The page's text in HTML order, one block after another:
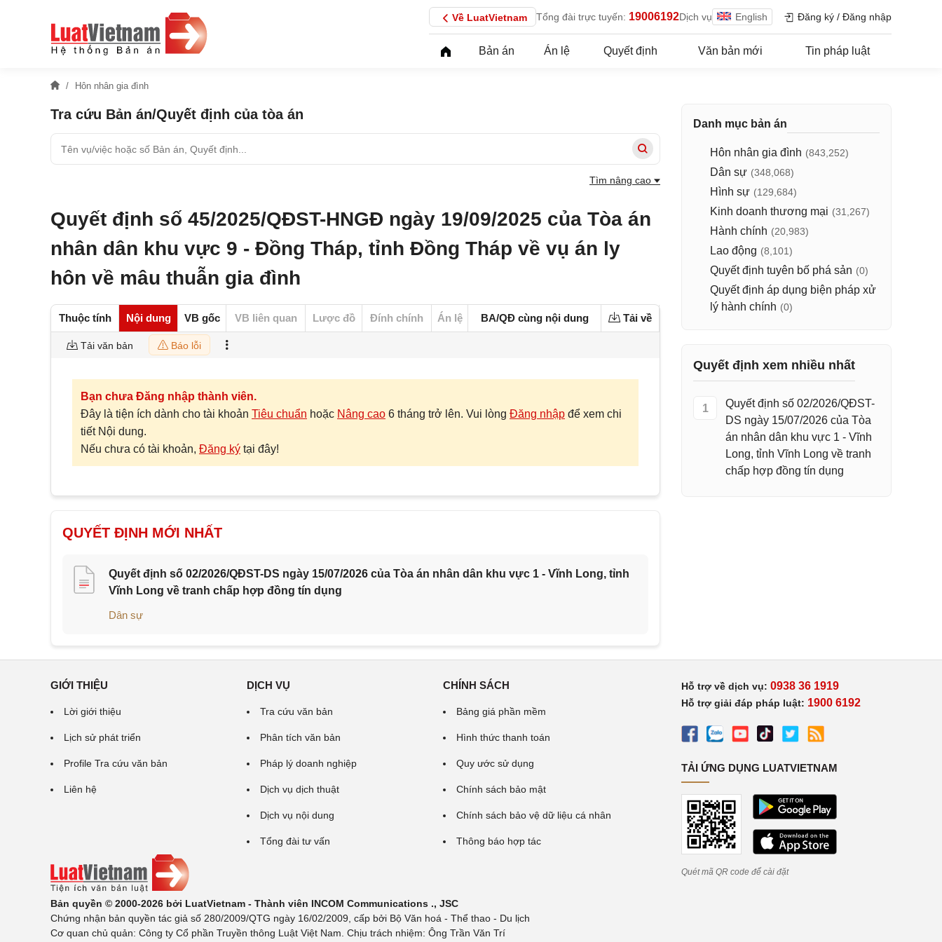
Về LuatVietnam Tổng đài trực tuyến: 19006192Dịch vụ English Đăng ký / Đăng nhập
Bản án Án lệ Quyết định Văn bản mới Tin pháp luật
Hôn nhân gia đình
Tra cứu Bản án/Quyết định của tòa án
Tìm nâng cao
Quyết định số 45/2025/QĐST-HNGĐ ngày 19/09/2025 của Tòa án
nhân dân khu vực 9 - Đồng Tháp, tỉnh Đồng Tháp về vụ án ly
hôn về mâu thuẫn gia đình
Thuộc tính Nội dung VB gốc VB liên quan Lược đồ Đính chính Án lệ BA/QĐ cùng nội dung Tải về
Tải văn bản Báo lỗi
Bạn chưa Đăng nhập thành viên.
Đây là tiện ích dành cho tài khoản Tiêu chuẩn hoặc Nâng cao 6 tháng trở lên. Vui lòng Đăng nhập để xem chi
tiết Nội dung.
Nếu chưa có tài khoản, Đăng ký tại đây!
QUYẾT ĐỊNH MỚI NHẤT
Quyết định số 02/2026/QĐST-DS ngày 15/07/2026 của Tòa án nhân dân khu vực 1 - Vĩnh Long, tỉnh
Vĩnh Long về tranh chấp hợp đồng tín dụng
Dân sự
Danh mục bản án
Hôn nhân gia đình (843,252)
Dân sự (348,068)
Hình sự (129,684)
Kinh doanh thương mại (31,267)
Hành chính (20,983)
Lao động (8,101)
Quyết định tuyên bố phá sản (0)
Quyết định áp dụng biện pháp xử
lý hành chính (0)
Quyết định xem nhiều nhất
1
Quyết định số 02/2026/QĐST-
DS ngày 15/07/2026 của Tòa
án nhân dân khu vực 1 - Vĩnh
Long, tỉnh Vĩnh Long về tranh
chấp hợp đồng tín dụng
GIỚI THIỆU
Lời giới thiệu
Lịch sử phát triển
Profile Tra cứu văn bản
Liên hệ
DỊCH VỤ
Tra cứu văn bản
Phân tích văn bản
Pháp lý doanh nghiệp
Dịch vụ dịch thuật
Dịch vụ nội dung
Tổng đài tư vấn
CHÍNH SÁCH
Bảng giá phần mềm
Hình thức thanh toán
Quy ước sử dụng
Chính sách bảo mật
Chính sách bảo vệ dữ liệu cá nhân
Thông báo hợp tác
Bản quyền © 2000-2026 bởi LuatVietnam - Thành viên INCOM Communications ., JSC
Chứng nhận bản quyền tác giả số 280/2009/QTG ngày 16/02/2009, cấp bởi Bộ Văn hoá - Thể thao - Du lịch
Cơ quan chủ quản: Công ty Cổ phần Truyền thông Luật Việt Nam. Chịu trách nhiệm: Ông Trần Văn Trí
Hỗ trợ về dịch vụ: 0938 36 1919
Hỗ trợ giải đáp pháp luật: 1900 6192
TẢI ỨNG DỤNG LUATVIETNAM
Quét mã QR code để cài đặt